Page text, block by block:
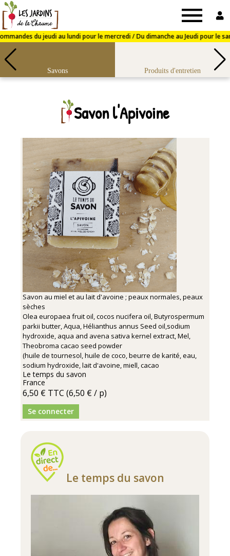
la
Chaume
Savons Produits d'entretien
Savon l'Apivoine
Savon au miel et au lait d'avoine ; peaux normales, peaux
sèches
Olea europaea fruit oil, cocos nucifera oil, Butyrospermum
parkii butter, Aqua, Hélianthus annus Seed oil,sodium
hydroxide, aqua and avena sativa kernel extract, Mel,
Theobroma cacao seed powder
(huile de tournesol, huile de coco, beurre de karité, eau,
sodium hydroxide, lait d'avoine, miell, cacao
Le temps du savon
France
6,50 € TTC (6,50 € / p)
Se connecter
Le temps du savon